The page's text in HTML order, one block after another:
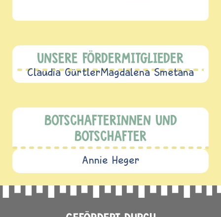
UNSERE FÖRDERMITGLIEDER
Claudia GürtlerMagdalena Smetana
BOTSCHAFTERINNEN UND
BOTSCHAFTER
Annie Heger